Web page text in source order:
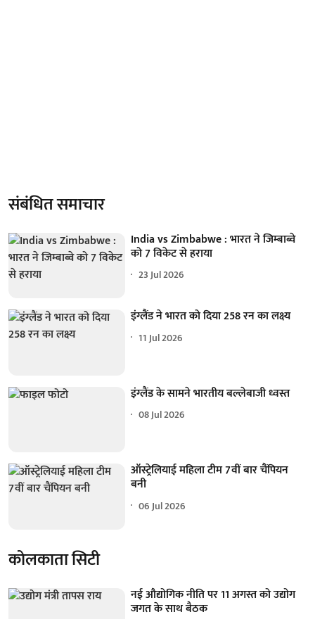
संबंधित समाचार
India vs Zimbabwe : भारत ने जिम्बाब्वे
को 7 विकेट से हराया
23 Jul 2026
इंग्लैंड ने भारत को दिया 258 रन का लक्ष्य
11 Jul 2026
इंग्लैंड के सामने भारतीय बल्लेबाजी ध्वस्त
08 Jul 2026
ऑस्ट्रेलियाई महिला टीम 7वीं बार चैंपियन
बनी
06 Jul 2026
कोलकाता सिटी
नई औद्योगिक नीति पर 11 अगस्त को उद्योग
जगत के साथ बैठक